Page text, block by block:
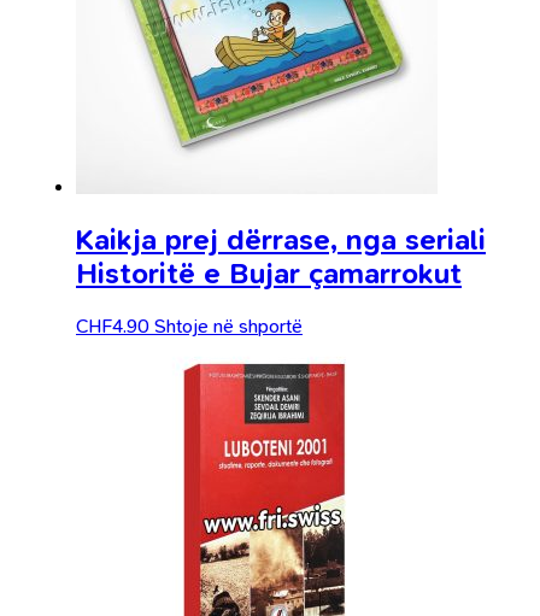
Kaikja prej dërrase, nga seriali
Historitë e Bujar çamarrokut
CHF4.90 Shtoje në shportë